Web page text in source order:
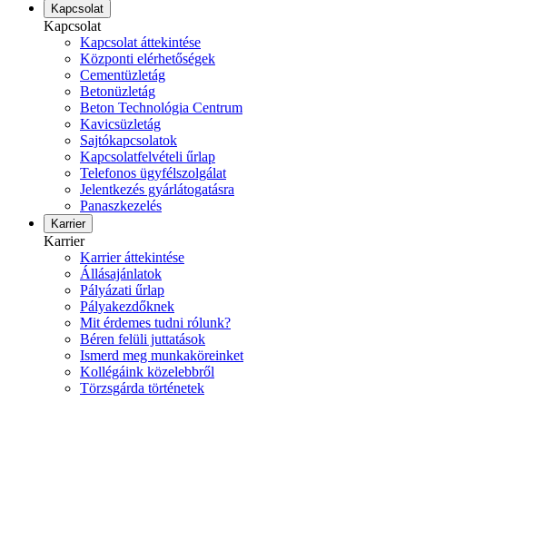
Kapcsolat
Kapcsolat
Kapcsolat áttekintése
Központi elérhetőségek
Cementüzletág
Betonüzletág
Beton Technológia Centrum
Kavicsüzletág
Sajtókapcsolatok
Kapcsolatfelvételi űrlap
Telefonos ügyfélszolgálat
Jelentkezés gyárlátogatásra
Panaszkezelés
Karrier
Karrier
Karrier áttekintése
Állásajánlatok
Pályázati űrlap
Pályakezdőknek
Mit érdemes tudni rólunk?
Béren felüli juttatások
Ismerd meg munkaköreinket
Kollégáink közelebbről
Törzsgárda történetek